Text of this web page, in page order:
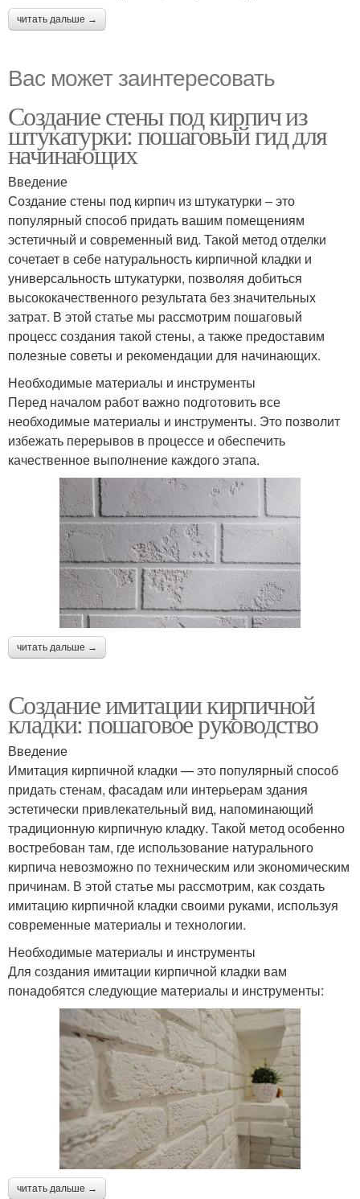
читать дальше →
Вас может заинтересовать
Создание стены под кирпич из
штукатурки: пошаговый гид для
начинающих
Введение
Создание стены под кирпич из штукатурки – это
популярный способ придать вашим помещениям
эстетичный и современный вид. Такой метод отделки
сочетает в себе натуральность кирпичной кладки и
универсальность штукатурки, позволяя добиться
высококачественного результата без значительных
затрат. В этой статье мы рассмотрим пошаговый
процесс создания такой стены, а также предоставим
полезные советы и рекомендации для начинающих.
Необходимые материалы и инструменты
Перед началом работ важно подготовить все
необходимые материалы и инструменты. Это позволит
избежать перерывов в процессе и обеспечить
качественное выполнение каждого этапа.
читать дальше →
Создание имитации кирпичной
кладки: пошаговое руководство
Введение
Имитация кирпичной кладки — это популярный способ
придать стенам, фасадам или интерьерам здания
эстетически привлекательный вид, напоминающий
традиционную кирпичную кладку. Такой метод особенно
востребован там, где использование натурального
кирпича невозможно по техническим или экономическим
причинам. В этой статье мы рассмотрим, как создать
имитацию кирпичной кладки своими руками, используя
современные материалы и технологии.
Необходимые материалы и инструменты
Для создания имитации кирпичной кладки вам
понадобятся следующие материалы и инструменты:
читать дальше →